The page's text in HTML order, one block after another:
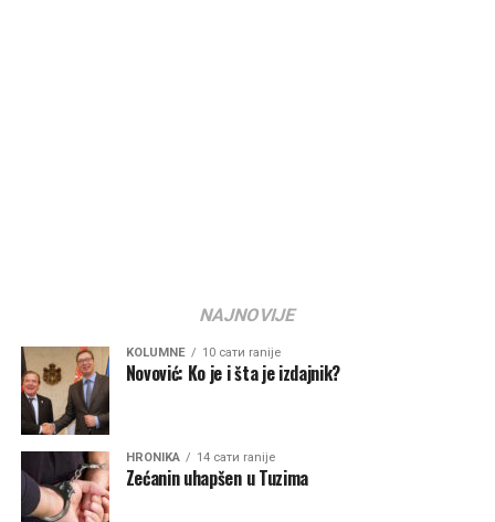
NAJNOVIJE
KOLUMNE 10 сати ranije
Novović: Ko je i šta je izdajnik?
HRONIKA 14 сати ranije
Zećanin uhapšen u Tuzima